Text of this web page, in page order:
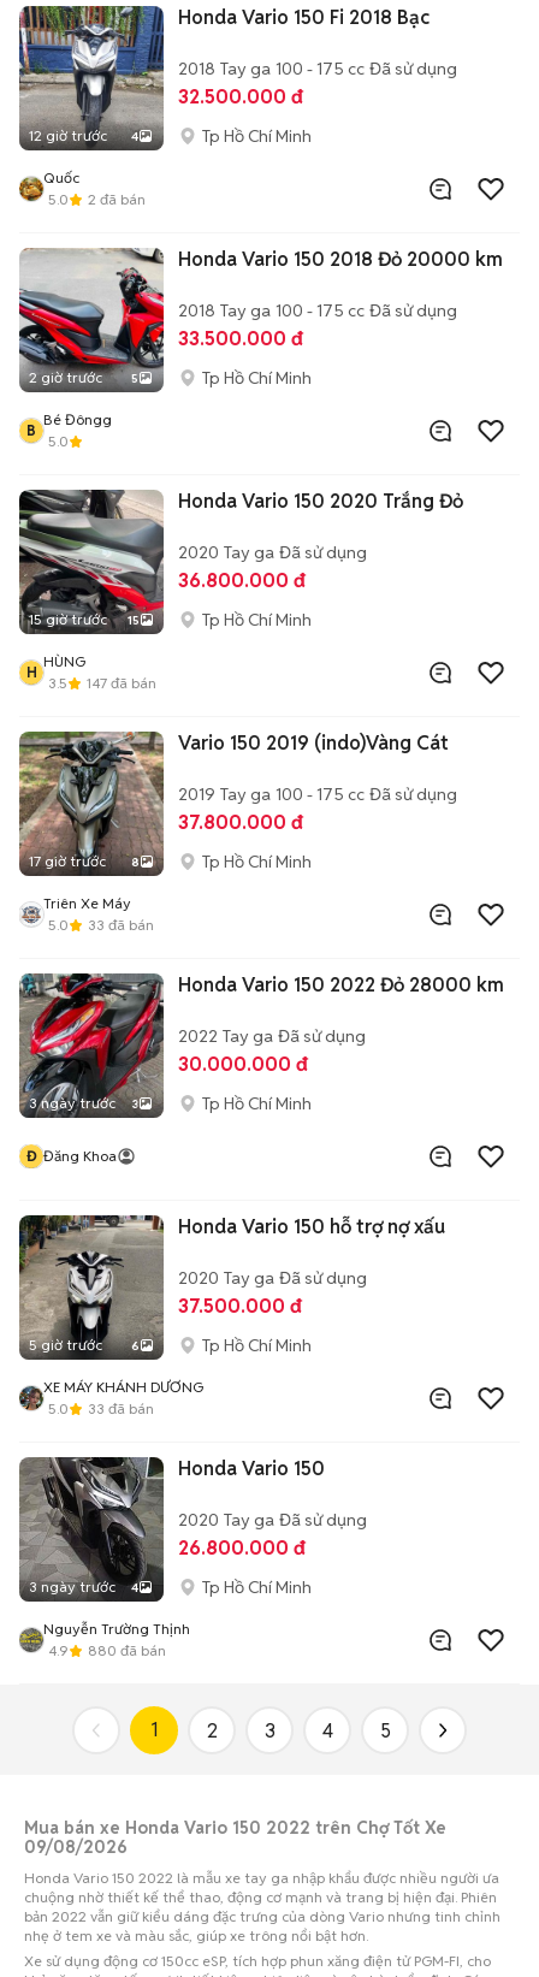
12 giờ trước 4
Honda Vario 150 Fi 2018 Bạc
2018 Tay ga 100 - 175 cc Đã sử dụng
32.500.000 đ
Tp Hồ Chí Minh
Quốc
5.0
2 đã bán
2 giờ trước 5
Honda Vario 150 2018 Đỏ 20000 km
2018 Tay ga 100 - 175 cc Đã sử dụng
33.500.000 đ
Tp Hồ Chí Minh
B
Bé Đôngg
5.0
15 giờ trước 15
Honda Vario 150 2020 Trắng Đỏ
2020 Tay ga Đã sử dụng
36.800.000 đ
Tp Hồ Chí Minh
H
HÙNG
3.5
147 đã bán
17 giờ trước 8
Vario 150 2019 (indo)Vàng Cát
2019 Tay ga 100 - 175 cc Đã sử dụng
37.800.000 đ
Tp Hồ Chí Minh
Triên Xe Máy
5.0
33 đã bán
3 ngày trước 3
Honda Vario 150 2022 Đỏ 28000 km
2022 Tay ga Đã sử dụng
30.000.000 đ
Tp Hồ Chí Minh
Đ Đăng Khoa
5 giờ trước 6
Honda Vario 150 hỗ trợ nợ xấu
2020 Tay ga Đã sử dụng
37.500.000 đ
Tp Hồ Chí Minh
XE MÁY KHÁNH DƯƠNG
5.0
33 đã bán
3 ngày trước 4
Honda Vario 150
2020 Tay ga Đã sử dụng
26.800.000 đ
Tp Hồ Chí Minh
Nguyễn Trường Thịnh
4.9
880 đã bán
1 2 3 4 5
Mua bán xe Honda Vario 150 2022 trên Chợ Tốt Xe
09/08/2026
Honda Vario 150 2022 là mẫu xe tay ga nhập khẩu được nhiều người ưa
chuộng nhờ thiết kế thể thao, động cơ mạnh và trang bị hiện đại. Phiên
bản 2022 vẫn giữ kiểu dáng đặc trưng của dòng Vario nhưng tinh chỉnh
nhẹ ở tem xe và màu sắc, giúp xe trông nổi bật hơn.
Xe sử dụng động cơ 150cc eSP, tích hợp phun xăng điện tử PGM-FI, cho